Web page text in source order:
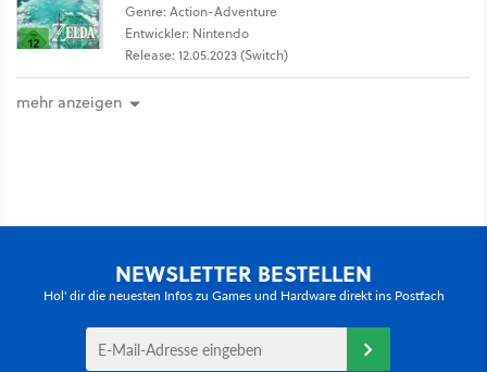
Genre: Action-Adventure
Entwickler: Nintendo
Release: 12.05.2023 (Switch)
mehr anzeigen
NEWSLETTER BESTELLEN
Hol' dir die neuesten Infos zu Games und Hardware direkt ins Postfach